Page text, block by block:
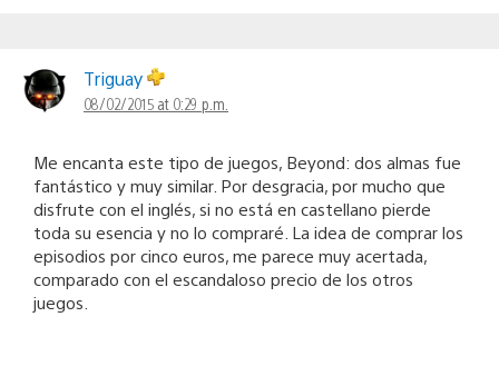
Triguay
08/02/2015 at 0:29 p.m.
Me encanta este tipo de juegos, Beyond: dos almas fue
fantástico y muy similar. Por desgracia, por mucho que
disfrute con el inglés, si no está en castellano pierde
toda su esencia y no lo compraré. La idea de comprar los
episodios por cinco euros, me parece muy acertada,
comparado con el escandaloso precio de los otros
juegos.